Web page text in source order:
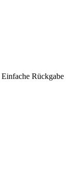
Einfache Rückgabe